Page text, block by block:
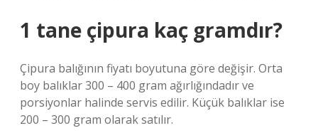
1 tane çipura kaç gramdır?
Çipura balığının fiyatı boyutuna göre değişir. Orta
boy balıklar 300 – 400 gram ağırlığındadır ve
porsiyonlar halinde servis edilir. Küçük balıklar ise
200 – 300 gram olarak satılır.